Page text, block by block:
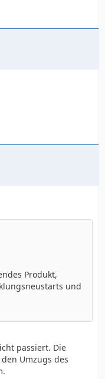
Produkt,
und
passiert. Die
Umzugs des